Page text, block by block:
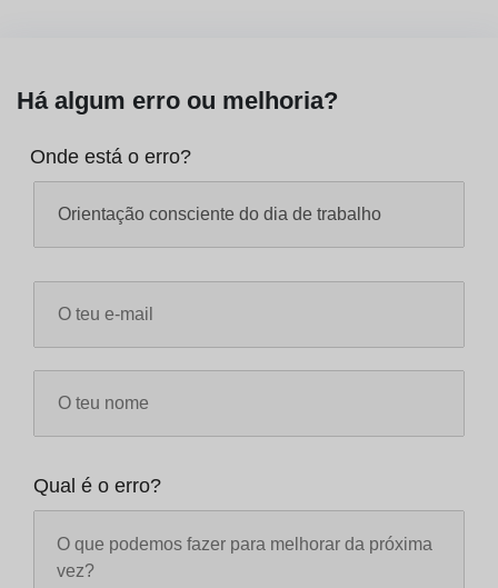
Há algum erro ou melhoria?
Onde está o erro?
Qual é o erro?